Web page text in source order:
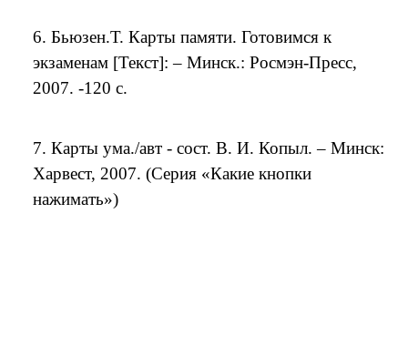
6. Бьюзен.Т. Карты памяти. Готовимся к
экзаменам [Текст]: – Минск.: Росмэн-Пресс,
2007. -120 с.
7. Карты ума./авт - сост. В. И. Копыл. – Минск:
Харвест, 2007. (Серия «Какие кнопки
нажимать»)